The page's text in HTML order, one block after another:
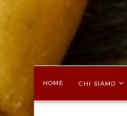
HOME CHI SIAMO